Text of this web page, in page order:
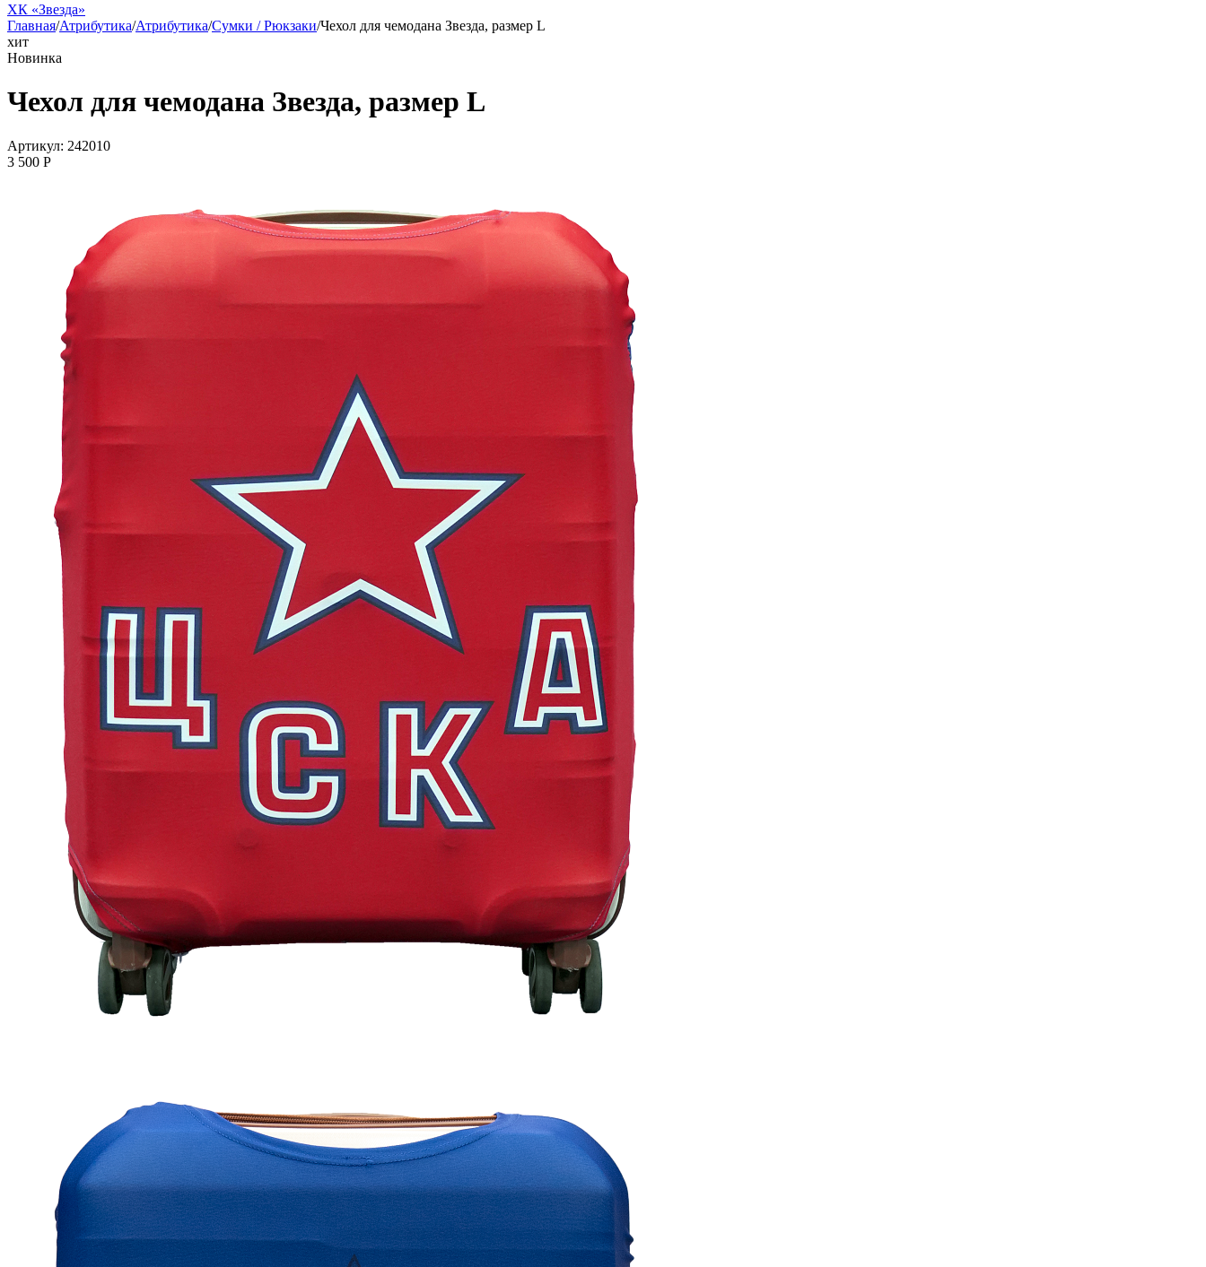
ХК «Звезда»
Главная/Атрибутика/Атрибутика/Сумки / Рюкзаки/Чехол для чемодана Звезда, размер L
хит
Новинка
Чехол для чемодана Звезда, размер L
Артикул: 242010
3 500 P